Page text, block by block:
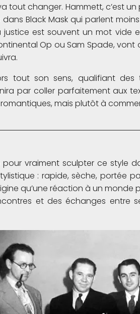
tout changer. Hammett, c’est
Black Mask qui parlent
est souvent un mot vide
Op ou Sam Spade,
tout son sens, qualifiant
par coller parfaitement aux
mais plutôt à
pour vraiment sculpter ce style
: rapide, sèche, portée
qu’une réaction à un
et des échanges entre